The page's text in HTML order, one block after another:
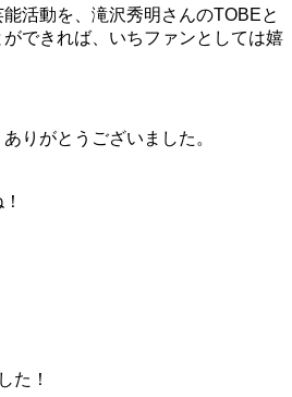
活動を、滝沢秀明さんのTOBEと
できれば、いちファンとしては嬉
りがとうございました。
た！